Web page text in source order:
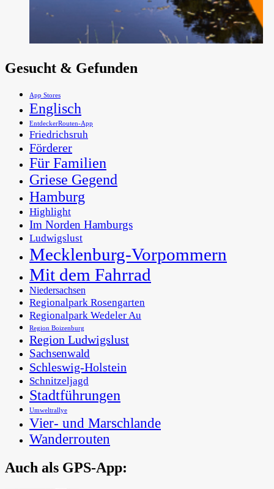
Gesucht & Gefunden
App Stores
Englisch
EntdeckerRouten-App
Friedrichsruh
Förderer
Für Familien
Griese Gegend
Hamburg
Highlight
Im Norden Hamburgs
Ludwigslust
Mecklenburg-Vorpommern
Mit dem Fahrrad
Niedersachsen
Regionalpark Rosengarten
Regionalpark Wedeler Au
Region Boizenburg
Region Ludwigslust
Sachsenwald
Schleswig-Holstein
Schnitzeljagd
Stadtführungen
Umweltrallye
Vier- und Marschlande
Wanderrouten
In der Metropolregion Hamburg
Auch als GPS-App: